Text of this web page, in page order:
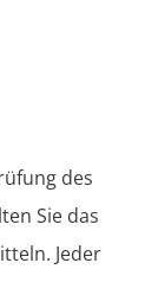
des
Sie das
Jeder